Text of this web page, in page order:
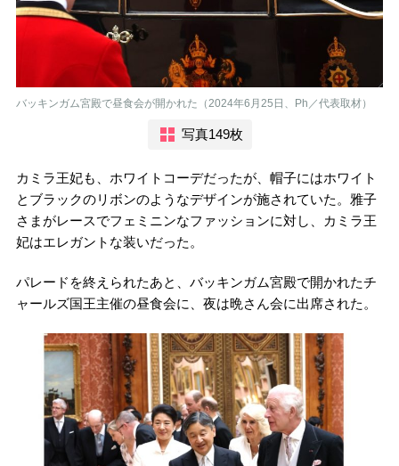
バッキンガム宮殿で昼食会が開かれた（2024年6月25日、Ph／代表取材）
写真149枚
カミラ王妃も、ホワイトコーデだったが、帽子にはホワイト
とブラックのリボンのようなデザインが施されていた。雅子
さまがレースでフェミニンなファッションに対し、カミラ王
妃はエレガントな装いだった。
パレードを終えられたあと、バッキンガム宮殿で開かれたチ
ャールズ国王主催の昼食会に、夜は晩さん会に出席された。